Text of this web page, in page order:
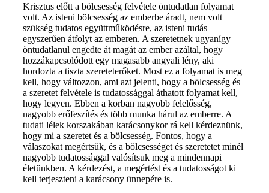
Krisztus előtt a bölcsesség felvétele öntudatlan folyamat
volt. Az isteni bölcsesség az emberbe áradt, nem volt
szükség tudatos együttműködésre, az isteni tudás
egyszerűen átfolyt az emberen. A szeretetnek ugyanígy
öntudatlanul engedte át magát az ember azáltal, hogy
hozzákapcsolódott egy magasabb angyali lény, aki
hordozta a tiszta szereteterőket. Most ez a folyamat is meg
kell, hogy változzon, ami azt jelenti, hogy a bölcsesség és
a szeretet felvétele is tudatossággal áthatott folyamat kell,
hogy legyen. Ebben a korban nagyobb felelősség,
nagyobb erőfeszítés és több munka hárul az emberre. A
tudati lélek korszakában karácsonykor rá kell kérdeznünk,
hogy mi a szeretet és a bölcsesség. Fontos, hogy a
válaszokat megértsük, és a bölcsességet és szeretetet minél
nagyobb tudatossággal valósítsuk meg a mindennapi
életünkben. A kérdezést, a megértést és a tudatosságot ki
kell terjeszteni a karácsony ünnepére is.